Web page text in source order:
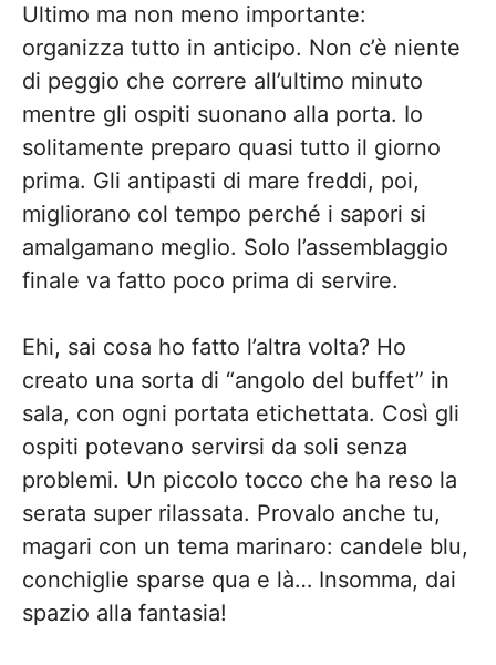
Ultimo ma non meno importante:
organizza tutto in anticipo. Non c’è niente
di peggio che correre all’ultimo minuto
mentre gli ospiti suonano alla porta. Io
solitamente preparo quasi tutto il giorno
prima. Gli antipasti di mare freddi, poi,
migliorano col tempo perché i sapori si
amalgamano meglio. Solo l’assemblaggio
finale va fatto poco prima di servire.
Ehi, sai cosa ho fatto l’altra volta? Ho
creato una sorta di “angolo del buffet” in
sala, con ogni portata etichettata. Così gli
ospiti potevano servirsi da soli senza
problemi. Un piccolo tocco che ha reso la
serata super rilassata. Provalo anche tu,
magari con un tema marinaro: candele blu,
conchiglie sparse qua e là… Insomma, dai
spazio alla fantasia!